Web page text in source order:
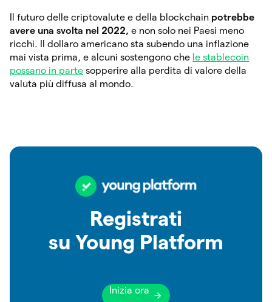
Il futuro delle criptovalute e della blockchain potrebbe
avere una svolta nel 2022, e non solo nei Paesi meno
ricchi. Il dollaro americano sta subendo una inflazione
mai vista prima, e alcuni sostengono che le stablecoin
possano in parte sopperire alla perdita di valore della
valuta più diffusa al mondo.
Registrati
su Young Platform
Inizia ora